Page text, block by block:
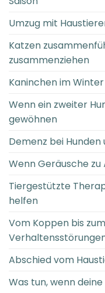
Umzug mit
Katzen
zusammenziehen
Kaninchen im Winter
Wenn ein zweiter
gewöhnen
Demenz bei Hunden
Wenn Geräusche
Tiergestützte
helfen
Vom Koppen bis
Abschied vom
Was tun, wenn